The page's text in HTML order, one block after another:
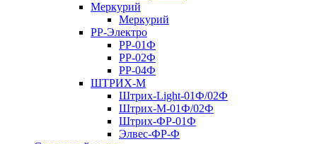
Меркурий
Меркурий
РР-Электро
РР-01Ф
РР-02Ф
РР-04Ф
ШТРИХ-М
Штрих-Light-01Ф/02Ф
Штрих-М-01Ф/02Ф
Штрих-ФР-01Ф
Элвес-ФР-Ф